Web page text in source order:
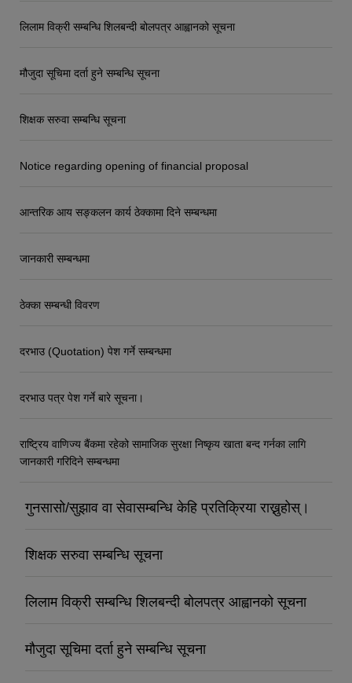
लिलाम विक्री सम्बन्धि शिलबन्दी बोलपत्र आह्वानको सूचना
मौजुदा सूचिमा दर्ता हुने सम्बन्धि सूचना
शिक्षक सरुवा सम्बन्धि सूचना
Notice regarding opening of financial proposal
आन्तरिक आय सङ्कलन कार्य ठेक्कामा दिने सम्बन्धमा
जानकारी सम्बन्धमा
ठेक्का सम्बन्धी विवरण
दरभाउ (Quotation) पेश गर्ने सम्बन्धमा
दरभाउ पत्र पेश गर्ने बारे सूचना।
राष्ट्रिय वाणिज्य बैंकमा रहेको सामाजिक सुरक्षा निष्कृय खाता बन्द गर्नका लागि
जानकारी गरिदिने सम्बन्धमा
गुनसासो/सुझाव वा सेवासम्बन्धि केहि प्रतिक्रिया राख्नुहोस्।
शिक्षक सरुवा सम्बन्धि सूचना
लिलाम विक्री सम्बन्धि शिलबन्दी बोलपत्र आह्वानको सूचना
मौजुदा सूचिमा दर्ता हुने सम्बन्धि सूचना